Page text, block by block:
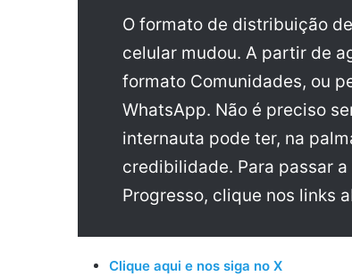
O formato de distribuição
celular mudou. A partir de
formato Comunidades, ou
WhatsApp. Não é preciso
internauta pode ter, na
credibilidade. Para passar a
Progresso, clique nos links
Clique aqui e nos siga no X